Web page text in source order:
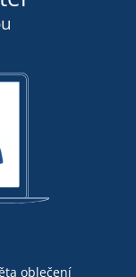
oblečení